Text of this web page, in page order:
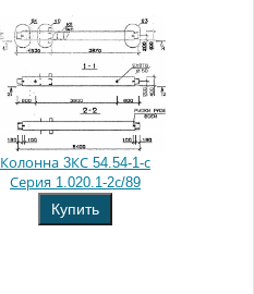
Колонна 3КС 54.54-1-с
Серия 1.020.1-2с/89
Купить